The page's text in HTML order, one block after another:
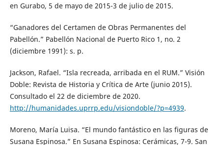
en Gurabo, 5 de mayo de 2015-3 de julio de 2015.
“Ganadores del Certamen de Obras Permanentes del
Pabellón.” Pabellón Nacional de Puerto Rico 1, no. 2
(diciembre 1991): s. p.
Jackson, Rafael. “Isla recreada, arribada en el RUM.” Visión
Doble: Revista de Historia y Crítica de Arte (junio 2015).
Consultado el 22 de diciembre de 2020.
http://humanidades.uprrp.edu/visiondoble/?p=4939.
Moreno, María Luisa. “El mundo fantástico en las figuras de
Susana Espinosa.” En Susana Espinosa: Cerámicas, 7-9. San